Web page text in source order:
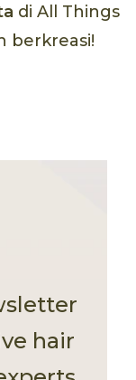
di All Things
berkreasi!
hair